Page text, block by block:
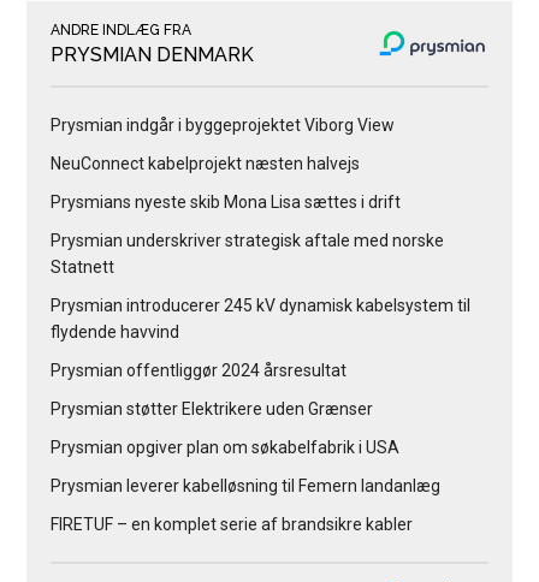
ANDRE INDLÆG FRA
PRYSMIAN DENMARK
Prysmian indgår i byggeprojektet Viborg View
NeuConnect kabelprojekt næsten halvejs
Prysmians nyeste skib Mona Lisa sættes i drift
Prysmian underskriver strategisk aftale med norske
Statnett
Prysmian introducerer 245 kV dynamisk kabelsystem til
flydende havvind
Prysmian offentliggør 2024 årsresultat
Prysmian støtter Elektrikere uden Grænser
Prysmian opgiver plan om søkabelfabrik i USA
Prysmian leverer kabelløsning til Femern landanlæg
FIRETUF – en komplet serie af brandsikre kabler